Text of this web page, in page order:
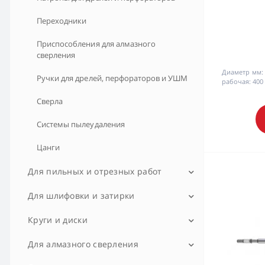
Молотки отбойные
МФИ (реноваторы)
Ножницы
Переходники
Приспособления для алмазного
сверления
Ручки для дрелей, перфораторов и УШМ
Сверла
Системы пылеудаления
Цанги
Для пильных и отрезных работ
Направляющие шины для дисковых пил
Насадки для мультиинструмента
Ножи для рубанков и ножниц
Для шлифовки и затирки
Аксессуары для шлифмашин
Ленты бесконечные
Круги и диски
Диски алмазные
Для алмазного сверления
Диаметр мм:
рабочая: